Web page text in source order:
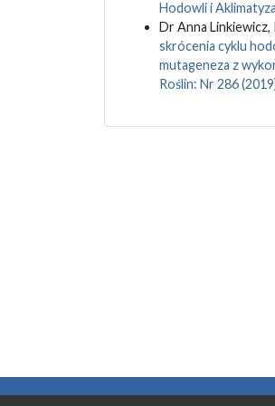
Hodowli i
Dr Anna
skrócenia cyklu
mutageneza z
Roślin: Nr 286
1997 1998